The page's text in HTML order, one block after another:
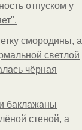
отпуском у
смородины, а
светлой
чёрная
баклажаны
стеной, а